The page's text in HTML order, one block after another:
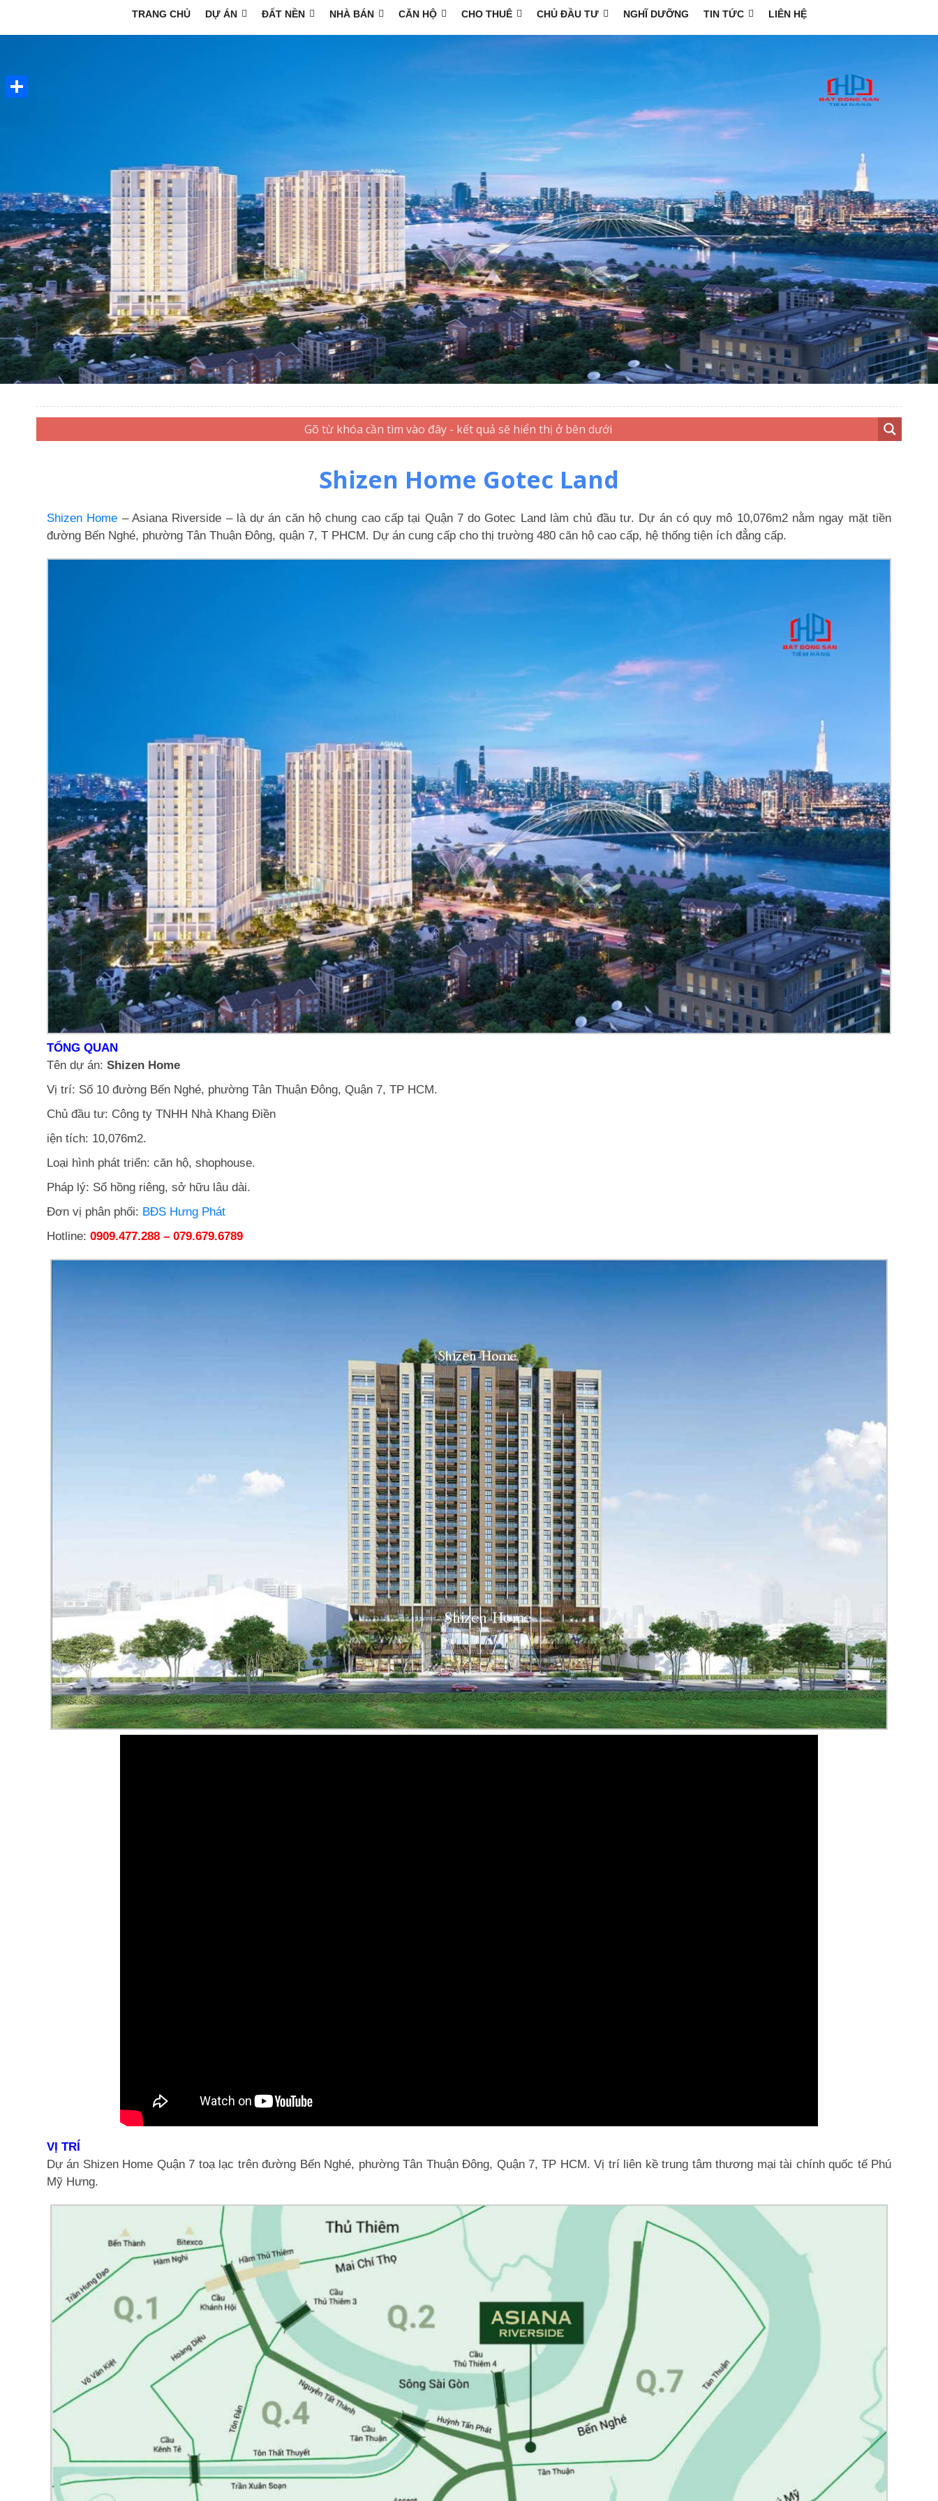
TRANG CHỦ DỰ ÁN ĐẤT NỀN NHÀ BÁN CĂN HỘ CHO THUÊ CHỦ ĐẦU TƯ NGHĨ DƯỠNG TIN TỨC LIÊN HỆ
Shizen Home Gotec Land
Shizen Home – Asiana Riverside – là dự án căn hộ chung cao cấp tại Quận 7 do Gotec Land làm chủ đầu tư. Dự án có quy mô 10,076m2 nằm ngay mặt tiền
đường Bến Nghé, phường Tân Thuận Đông, quận 7, T PHCM. Dự án cung cấp cho thị trường 480 căn hộ cao cấp, hệ thống tiện ích đẳng cấp.
TỔNG QUAN
Tên dự án: Shizen Home
Vị trí: Số 10 đường Bến Nghé, phường Tân Thuận Đông, Quận 7, TP HCM.
Chủ đầu tư: Công ty TNHH Nhà Khang Điền
iện tích: 10,076m2.
Loại hình phát triển: căn hộ, shophouse.
Pháp lý: Sổ hồng riêng, sở hữu lâu dài.
Đơn vị phân phối: BĐS Hưng Phát
Hotline: 0909.477.288 – 079.679.6789
VỊ TRÍ
Dự án Shizen Home Quận 7 toạ lạc trên đường Bến Nghé, phường Tân Thuận Đông, Quận 7, TP HCM. Vị trí liên kề trung tâm thương mại tài chính quốc tế Phú
Mỹ Hưng.